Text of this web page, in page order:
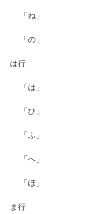
「ね」
「の」
は行
「は」
「ひ」
「ふ」
「へ」
「ほ」
ま行